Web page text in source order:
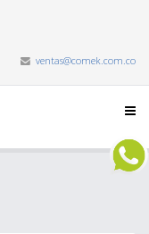
ventas@comek.com.co